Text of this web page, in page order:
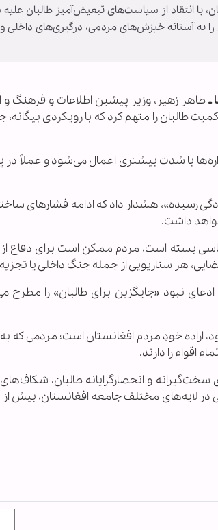
با انتقاد از سیاست‌های تبعیض‌آمیز طالبان
را به آستانه خیزش‌های مردمی، درگیری‌های داخلی
ـطاهر زهیر، وزیر پیشین اطلاعات و فرهنگ و
طالبان را متهم کرد که با رویکردی
با شدت بیشتری اعمال می‌شود و عملاً
رسیده»، هشدار داد که ادامه فشارهای
داشت.
بسته است، مردم ممکن است برای دفاع
هر سناریویی از جمله جنگ داخلی یا
نبود «جایگزین برای طالبان» را مطرح
خودِ مردم افغانستان است؛ مردمی که به
اقوام را دارند.
و انحصارگرایانه طالبان،
در لایه‌های مختلف جامعه افغانستان، بیش